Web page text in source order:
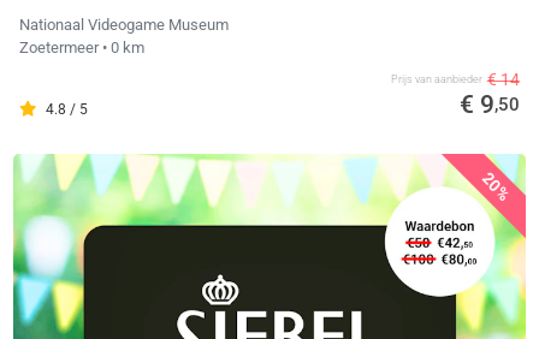
Nationaal Videogame Museum
Zoetermeer • 0 km
4.8 / 5
Prijs van aanbieder € 14
€ 9,50
20%